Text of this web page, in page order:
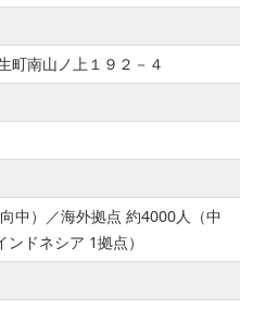
町南山ノ上１９２－４
中）／海外拠点 約4000人（中
ドネシア 1拠点）